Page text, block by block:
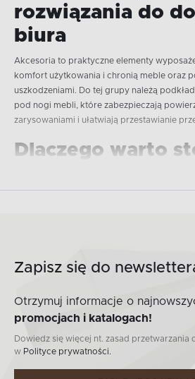
rozwiązania do
biura
Akcesoria to praktyczne elementy
komfort użytkowania i chronią meble oraz
uszkodzeniami. Do tej grupy należą
pod nogi mebli, które zabezpieczają
zarysowaniami i ułatwiają przestawianie
Dlaczego warto
mebli?
mebli. Każde przesunięcie krzesła może
Podkładki filcowe lub gumowe eliminują
działając jak bufor. Dodatkowo redukują
mieszkaniach wielorodzinnych i biurach.
Rodzaje
Zapisz się do
Otrzymuj informacje o
promocjach i katalogach!
Dowiedz się więcej nt. zasad przetwarzania
w Polityce prywatności.